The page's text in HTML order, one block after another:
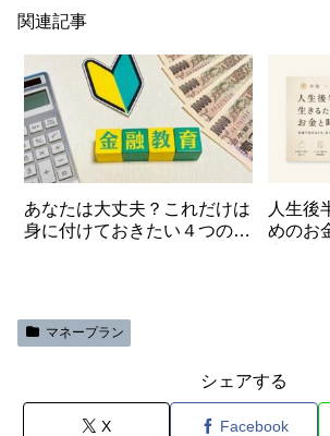
関連記事
あなたは大丈夫？これだけは
身に付けておきたい４つの金
人生後
めのお
マネープラン
シェアする
X Facebook